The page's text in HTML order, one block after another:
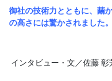
御社の技術力とともに、繭
の高さには驚かされました
インタビュー・文／佐藤